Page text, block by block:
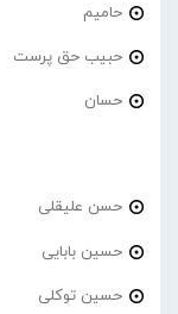
حامیم
حبیب حق پرست
حسان
حسن علیقلی
حسین بابایی
حسین توکلی